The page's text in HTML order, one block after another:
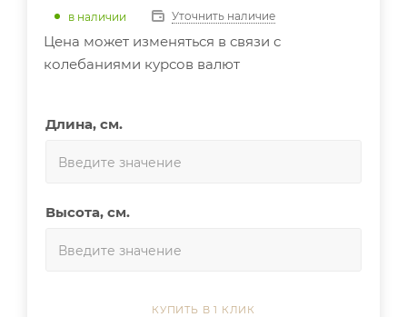
в наличии Уточнить наличие
Цена может изменяться в связи с
колебаниями курсов валют
Длина, см.
Высота, см.
КУПИТЬ В 1 КЛИК